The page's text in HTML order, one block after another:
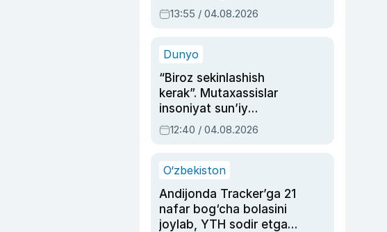
dublyaj ustasi Rimma
Ahmedovaning
13:55 / 04.08.2026
Dunyo
“Biroz sekinlashish
kerak”. Mutaxassislar
insoniyat sun’iy
intellektni boshqara
olmay qolishidan xavotir
12:40 / 04.08.2026
O‘zbekiston
Andijonda Tracker’ga 21
nafar bog‘cha bolasini
joylab, YTH sodir etgan